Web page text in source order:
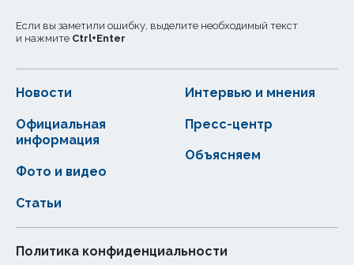
Если вы заметили ошибку, выделите необходимый текст
и нажмите Ctrl+Enter
Новости
Статьи
Официальная
информация
Интервью и мнения
Фото и видео
Пресс-центр
Объясняем
Политика конфиденциальности